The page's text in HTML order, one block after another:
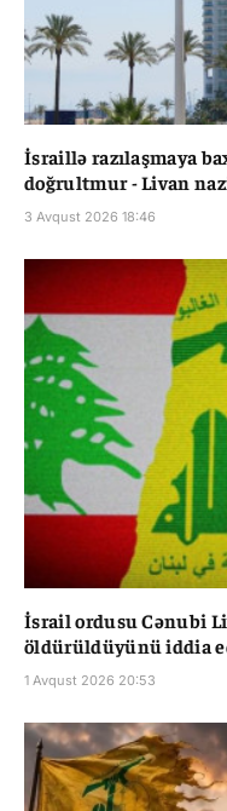
İsraillə razılaşmaya
doğrultmur - Livan
3 Avqust 2026 18:46
İsrail ordusu Cənubi
öldürüldüyünü iddia
1 Avqust 2026 20:53